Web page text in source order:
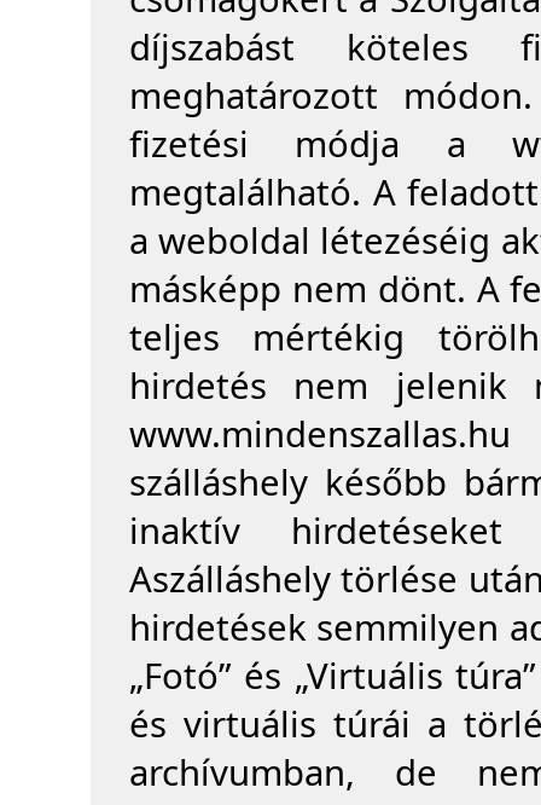
díjszabást köteles
meghatározott
fizetési módja a
megtalálható. A
a weboldal létezéséig
másképp nem dönt. A
teljes mértékig
hirdetés nem jelenik
szálláshely később
inaktív
Aszálláshely törlése
hirdetések semmilyen
„Fotó” és „Virtuális
és virtuális túrái a
archívumban, de